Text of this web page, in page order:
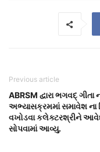
Previous article
ABRSM દ્વારા ભગવદ્ ગીતા
અભ્યાસક્રમમાં સમાવેશ ના
વખોડવા કલેક્ટરશ્રીને
સોપવામાં આવ્યુ.